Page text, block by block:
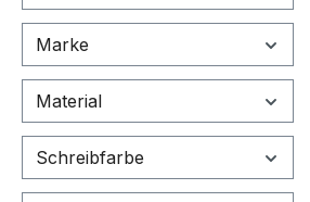
Marke
Material
Schreibfarbe